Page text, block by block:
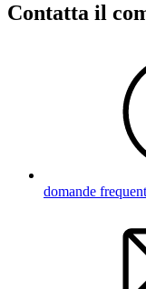
Contatta il
domande